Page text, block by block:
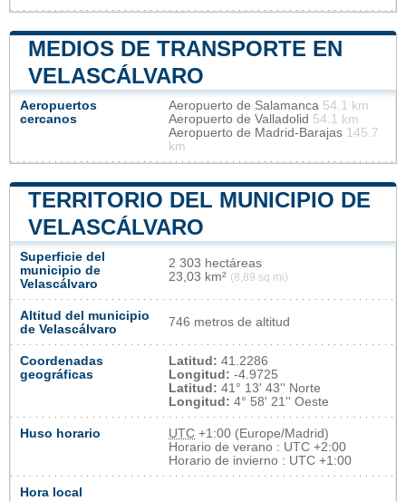
MEDIOS DE TRANSPORTE EN
VELASCÁLVARO
Aeropuertos
cercanos
Aeropuerto de Salamanca 54.1 km
Aeropuerto de Valladolid 54.1 km
Aeropuerto de Madrid-Barajas 145.7
km
TERRITORIO DEL MUNICIPIO DE
VELASCÁLVARO
Superficie del
municipio de
Velascálvaro
2 303 hectáreas
23,03 km² (8,89 sq mi)
Altitud del municipio
de Velascálvaro
746 metros de altitud
Coordenadas
geográficas
Latitud: 41.2286
Longitud: -4.9725
Latitud: 41° 13' 43'' Norte
Longitud: 4° 58' 21'' Oeste
Huso horario UTC +1:00 (Europe/Madrid)
Horario de verano : UTC +2:00
Horario de invierno : UTC +1:00
Hora local